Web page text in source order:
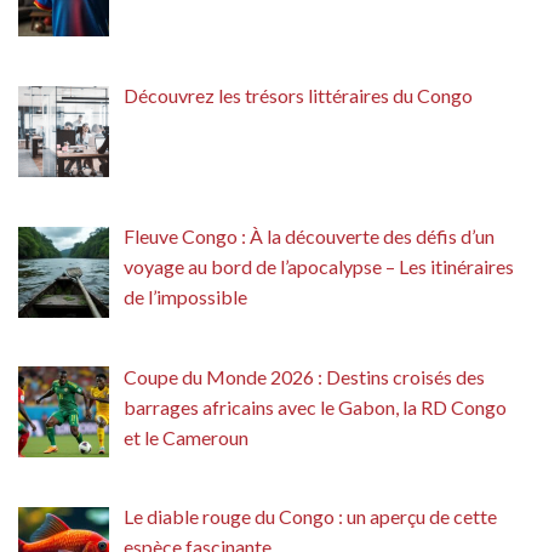
Découvrez les trésors littéraires du Congo
Fleuve Congo : À la découverte des défis d’un
voyage au bord de l’apocalypse – Les itinéraires
de l’impossible
Coupe du Monde 2026 : Destins croisés des
barrages africains avec le Gabon, la RD Congo
et le Cameroun
Le diable rouge du Congo : un aperçu de cette
espèce fascinante